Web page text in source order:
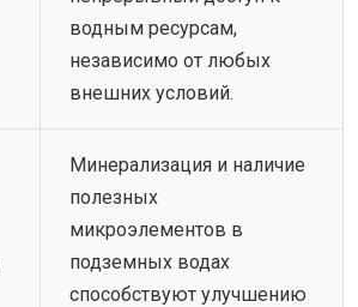
водным ресурсам,
независимо от любых
внешних условий.
Минерализация и наличие
полезных
микроэлементов в
подземных водах
способствуют улучшению